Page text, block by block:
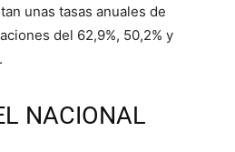
unas tasas anuales de
del 62,9%, 50,2% y
NACIONAL